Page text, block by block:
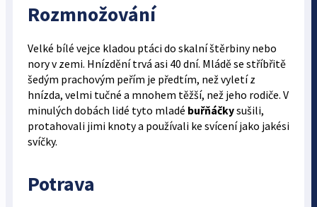
Rozmnožování
Velké bílé vejce kladou ptáci do skalní štěrbiny nebo
nory v zemi. Hnízdění trvá asi 40 dní. Mládě se stříbřitě
šedým prachovým peřím je předtím, než vyletí z
hnízda, velmi tučné a mnohem těžší, než jeho rodiče. V
minulých dobách lidé tyto mladé buřňáčkysušili,
protahovali jimi knoty a používali ke svícení jako jakési
svíčky.
Potrava